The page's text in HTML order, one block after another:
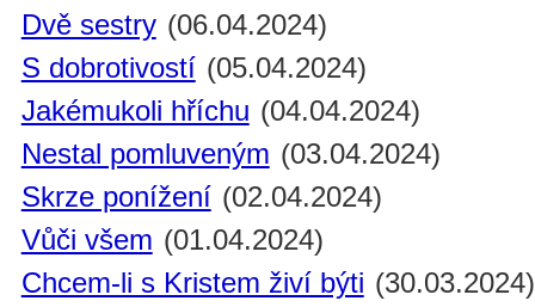
Dvě sestry (06.04.2024)
S dobrotivostí (05.04.2024)
Jakémukoli hříchu (04.04.2024)
Nestal pomluveným (03.04.2024)
Skrze ponížení (02.04.2024)
Vůči všem (01.04.2024)
Chcem-li s Kristem živí býti (30.03.2024)